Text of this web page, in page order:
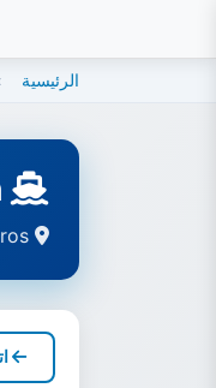
الرئيسية
Leros Bodrum رحلات